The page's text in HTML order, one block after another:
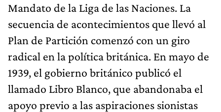
Mandato de la Liga de las Naciones. La
secuencia de acontecimientos que llevó al
Plan de Partición comenzó con un giro
radical en la política británica. En mayo de
1939, el gobierno británico publicó el
llamado Libro Blanco, que abandonaba el
apoyo previo a las aspiraciones sionistas